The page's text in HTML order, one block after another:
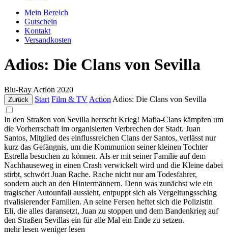
Mein Bereich
Gutschein
Kontakt
Versandkosten
Adios: Die Clans von Sevilla
Blu-Ray Action 2020
Zurück Start Film & TV Action Adios: Die Clans von Sevilla
In den Straßen von Sevilla herrscht Krieg! Mafia-Clans kämpfen um
die Vorherrschaft im organisierten Verbrechen der Stadt. Juan
Santos, Mitglied des einflussreichen Clans der Santos, verlässt nur
kurz das Gefängnis, um die Kommunion seiner kleinen Tochter
Estrella besuchen zu können. Als er mit seiner Familie auf dem
Nachhauseweg in einen Crash verwickelt wird und die Kleine dabei
stirbt, schwört Juan Rache. Rache nicht nur am Todesfahrer,
sondern auch an den Hintermännern. Denn was zunächst wie ein
tragischer Autounfall aussieht, entpuppt sich als Vergeltungsschlag
rivalisierender Familien. An seine Fersen heftet sich die Polizistin
Eli, die alles daransetzt, Juan zu stoppen und dem Bandenkrieg auf
den Straßen Sevillas ein für alle Mal ein Ende zu setzen.
mehr lesen weniger lesen